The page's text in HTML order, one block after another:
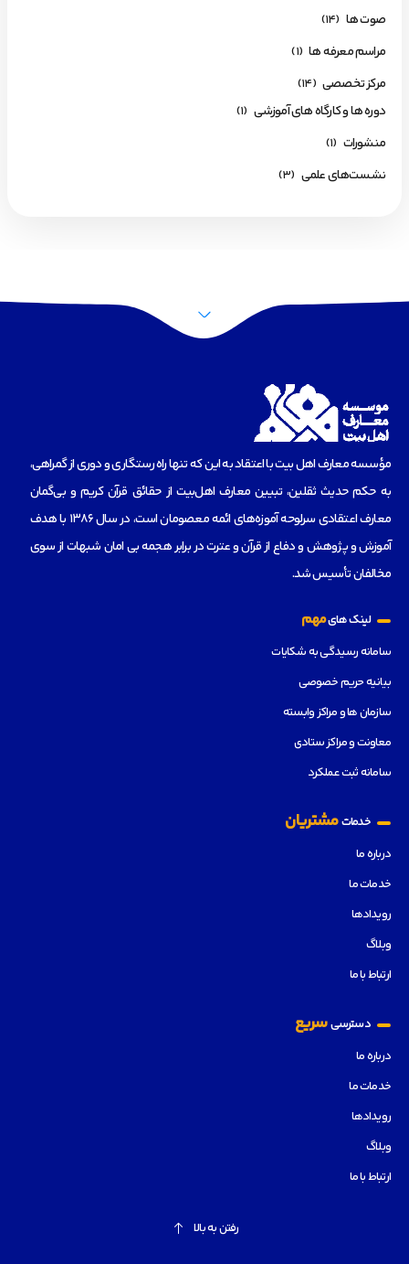
صوت ها (14)
مراسم معرفه ها (1)
مرکز تخصصی (14)
دوره ها و کارگاه های آموزشی (1)
منشورات (1)
نشست‌های علمی (3)
مؤسسه‌ معارف اهل بیت با اعتقاد به این که تنها راه رستگاری و دوری از گمراهی،
به حکم حدیث ثقلین، تبیین معارف اهل‌بیت از حقائق قرآن کریم و بی‌گمان
معارف اعتقادی سرلوحه آموزه‌های ائمه معصومان است، در سال 1386 با هدف
آموزش و پژوهش و دفاع از قرآن و عترت در برابر هجمه بی امان شبهات از سوی
مخالفان تأسیس شد.
لینک هایمهم
سامانه رسیدگی به شکایات
بیانیه حریم خصوصی
سازمان ها و مراکز وابسته
معاونت و مراکز ستادی
سامانه ثبت عملکرد
خدماتمشتریان
درباره ما
خدمات ما
رویدادها
وبلاگ
ارتباط با ما
دسترسیسریع
درباره ما
خدمات ما
رویدادها
وبلاگ
ارتباط با ما
رفتن به بالا